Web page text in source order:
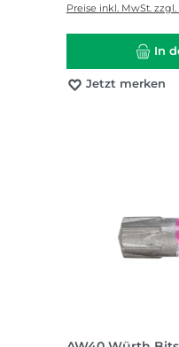
Preise inkl. MwSt.
In
Jetzt merken